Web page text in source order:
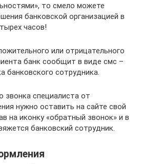
то смело можете
банковской организацией в
часов!
или отрицательного
банк сообщит в виде смс –
банковского сотрудника.
звонка специалиста от
нужно оставить на сайте свой
на иконку «обратный звонок» и в
банковский сотрудник.